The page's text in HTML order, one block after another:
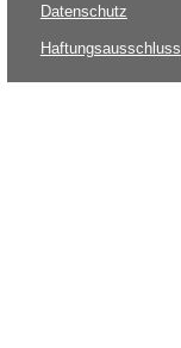
Datenschutz
Haftungsausschluss